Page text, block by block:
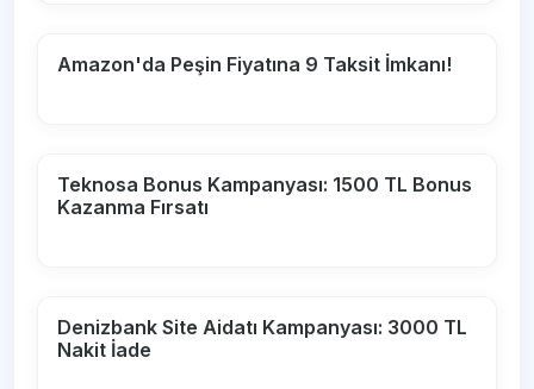
Amazon'da Peşin Fiyatına 9 Taksit İmkanı!
Teknosa Bonus Kampanyası: 1500 TL Bonus
Kazanma Fırsatı
Denizbank Site Aidatı Kampanyası: 3000 TL
Nakit İade